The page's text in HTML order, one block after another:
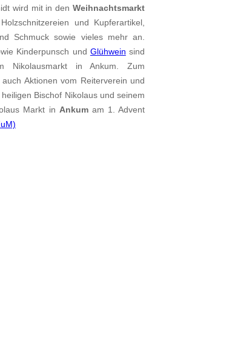
wird mit in den Weihnachtsmarkt
und Kupferartikel,
Schmuck sowie vieles mehr an.
Kinderpunsch und Glühwein sind
Nikolausmarkt in Ankum. Zum
Aktionen vom Reiterverein und
Bischof Nikolaus und seinem
Markt in Ankumam 1. Advent